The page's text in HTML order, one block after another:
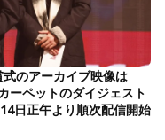
式のアーカイブ映像は
ーペットのダイジェスト
日正午より順次配信開始